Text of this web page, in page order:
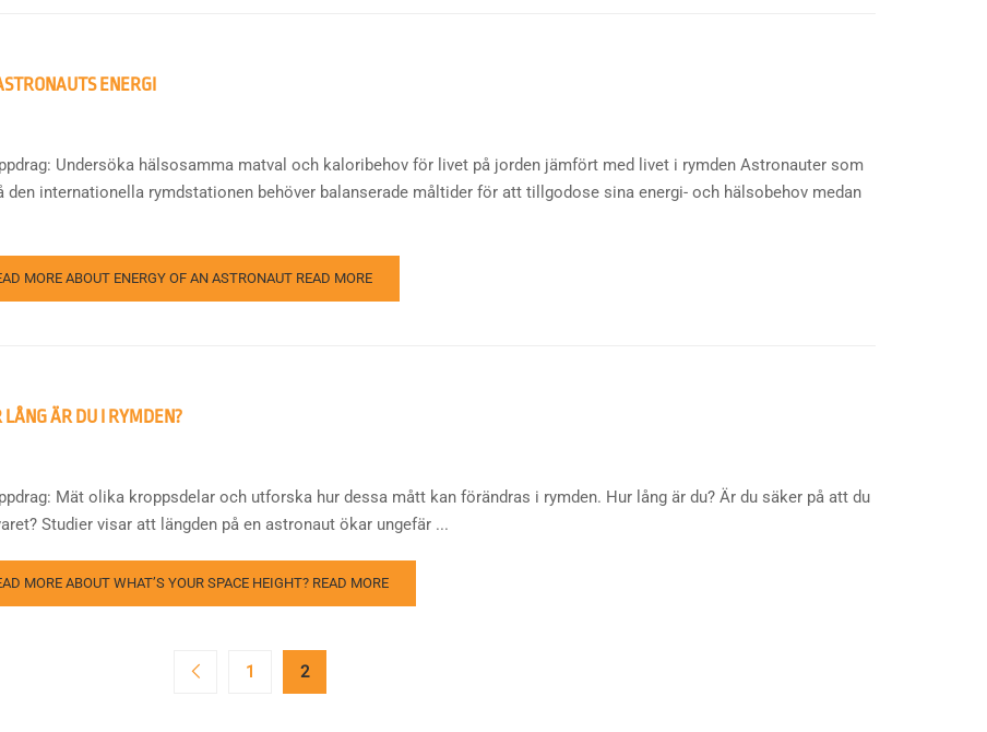
ENERGI
Undersöka hälsosamma matval och kaloribehov för livet på jorden jämfört med livet i rymden Astronauter som
den internationella rymdstationen behöver balanserade måltider för att tillgodose sina energi- och hälsobehov medan
MORE ABOUT ENERGY OF AN ASTRONAUT READ MORE
LÅNG ÄR DU I RYMDEN?
Mät olika kroppsdelar och utforska hur dessa mått kan förändras i rymden. Hur lång är du? Är du säker på att du
Studier visar att längden på en astronaut ökar ungefär ...
MORE ABOUT WHAT’S YOUR SPACE HEIGHT? READ MORE
1 2